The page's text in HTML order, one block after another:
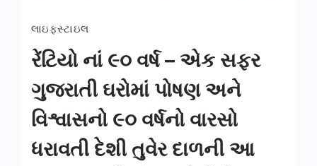
લાઇફસ્ટાઇલ
રેંટિયો નાં ૯૦ વર્ષ – એક સફર
ગુજરાતી ઘરોમાં પોષણ અને
વિશ્વાસનો ૯૦ વર્ષનો વારસો
ધરાવતી દેશી તુવેર દાળની આ